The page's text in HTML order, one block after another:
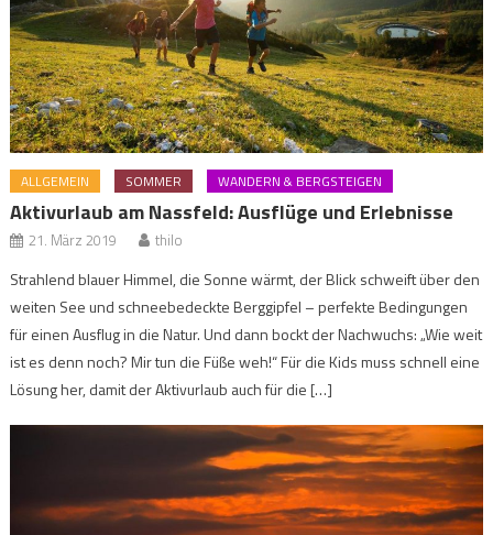
ALLGEMEIN SOMMER WANDERN & BERGSTEIGEN
Aktivurlaub am Nassfeld: Ausflüge und Erlebnisse
21. März 2019 thilo
Strahlend blauer Himmel, die Sonne wärmt, der Blick schweift über den
weiten See und schneebedeckte Berggipfel – perfekte Bedingungen
für einen Ausflug in die Natur. Und dann bockt der Nachwuchs: „Wie weit
ist es denn noch? Mir tun die Füße weh!“ Für die Kids muss schnell eine
Lösung her, damit der Aktivurlaub auch für die […]